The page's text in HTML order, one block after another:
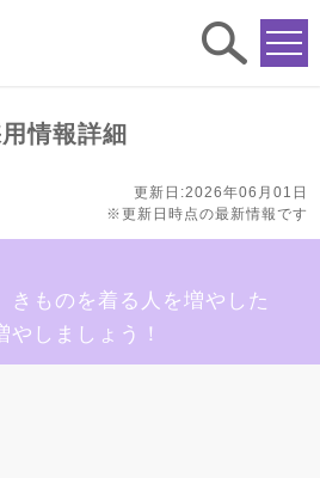
情報詳細
更新日:2026年06月01日
※更新日時点の最新情報です
きものを着る人を増やした
しましょう！